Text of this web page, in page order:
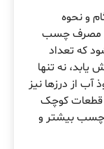
و نحوه
مصرف چسب
که تعداد
نه تنها
از درزها نیز
قطعات کوچک
چسب بیشتر و